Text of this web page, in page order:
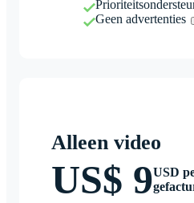
Geen advertenties
Alleen video
US$ 9USD